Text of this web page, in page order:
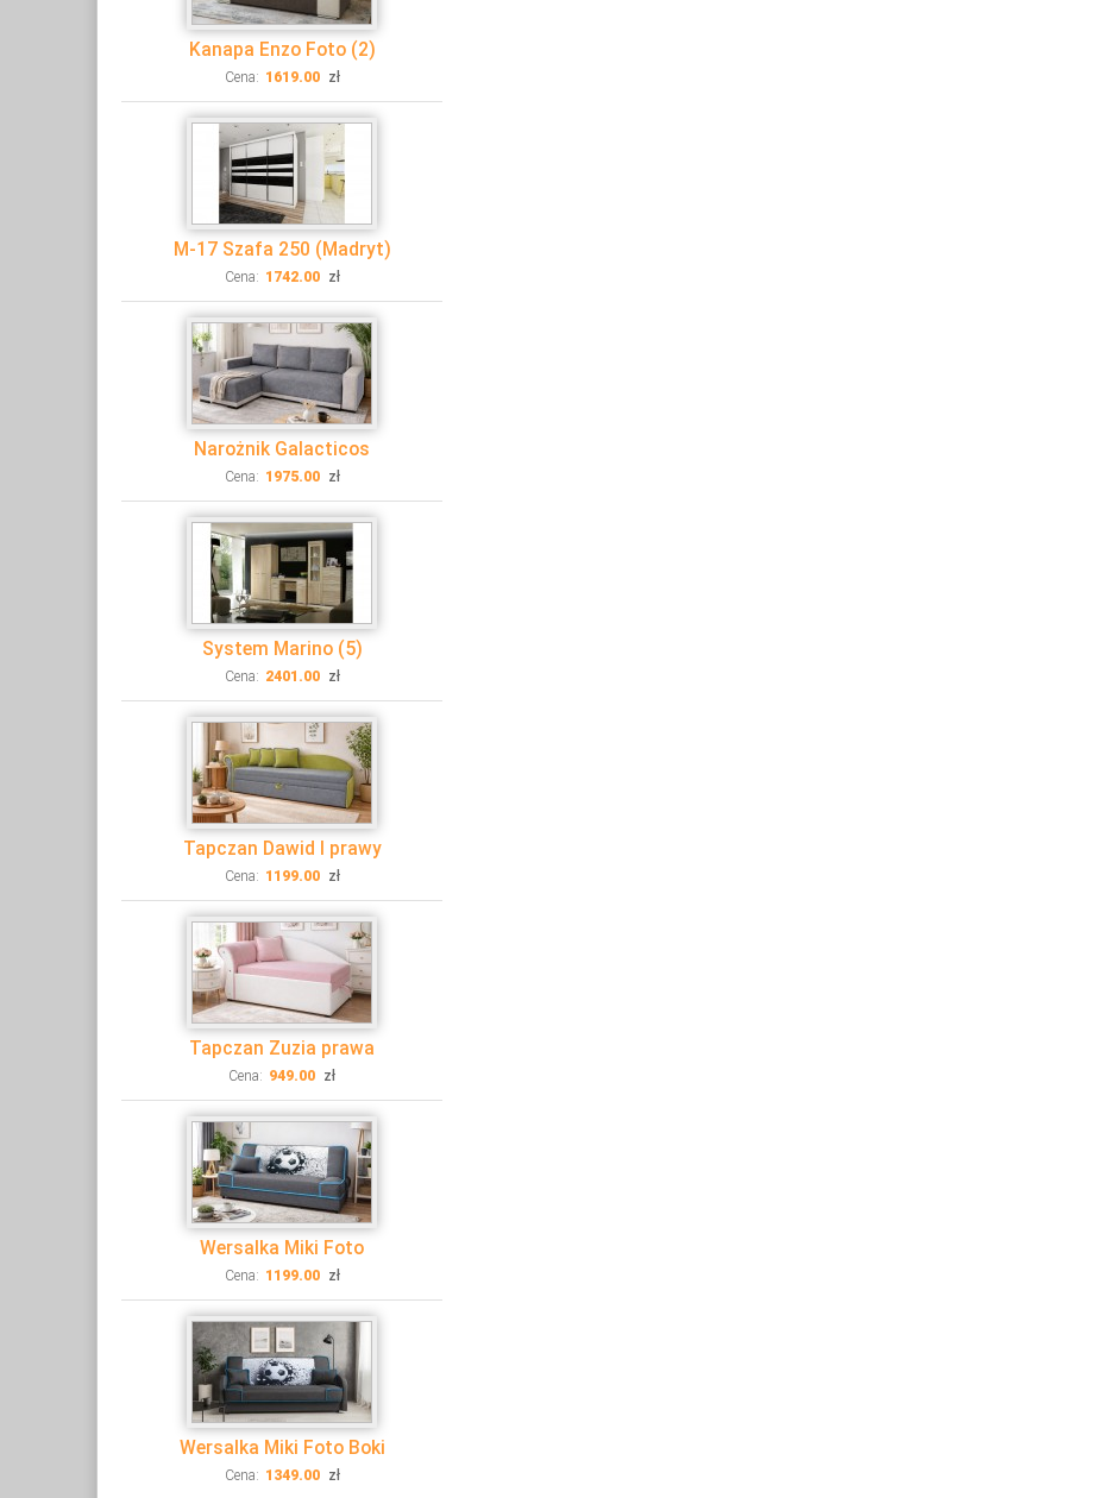
Kanapa Enzo Foto (2)
Cena: 1619.00 zł
M-17 Szafa 250 (Madryt)
Cena: 1742.00 zł
Narożnik Galacticos
Cena: 1975.00 zł
System Marino (5)
Cena: 2401.00 zł
Tapczan Dawid I prawy
Cena: 1199.00 zł
Tapczan Zuzia prawa
Cena: 949.00 zł
Wersalka Miki Foto
Cena: 1199.00 zł
Wersalka Miki Foto Boki
Cena: 1349.00 zł